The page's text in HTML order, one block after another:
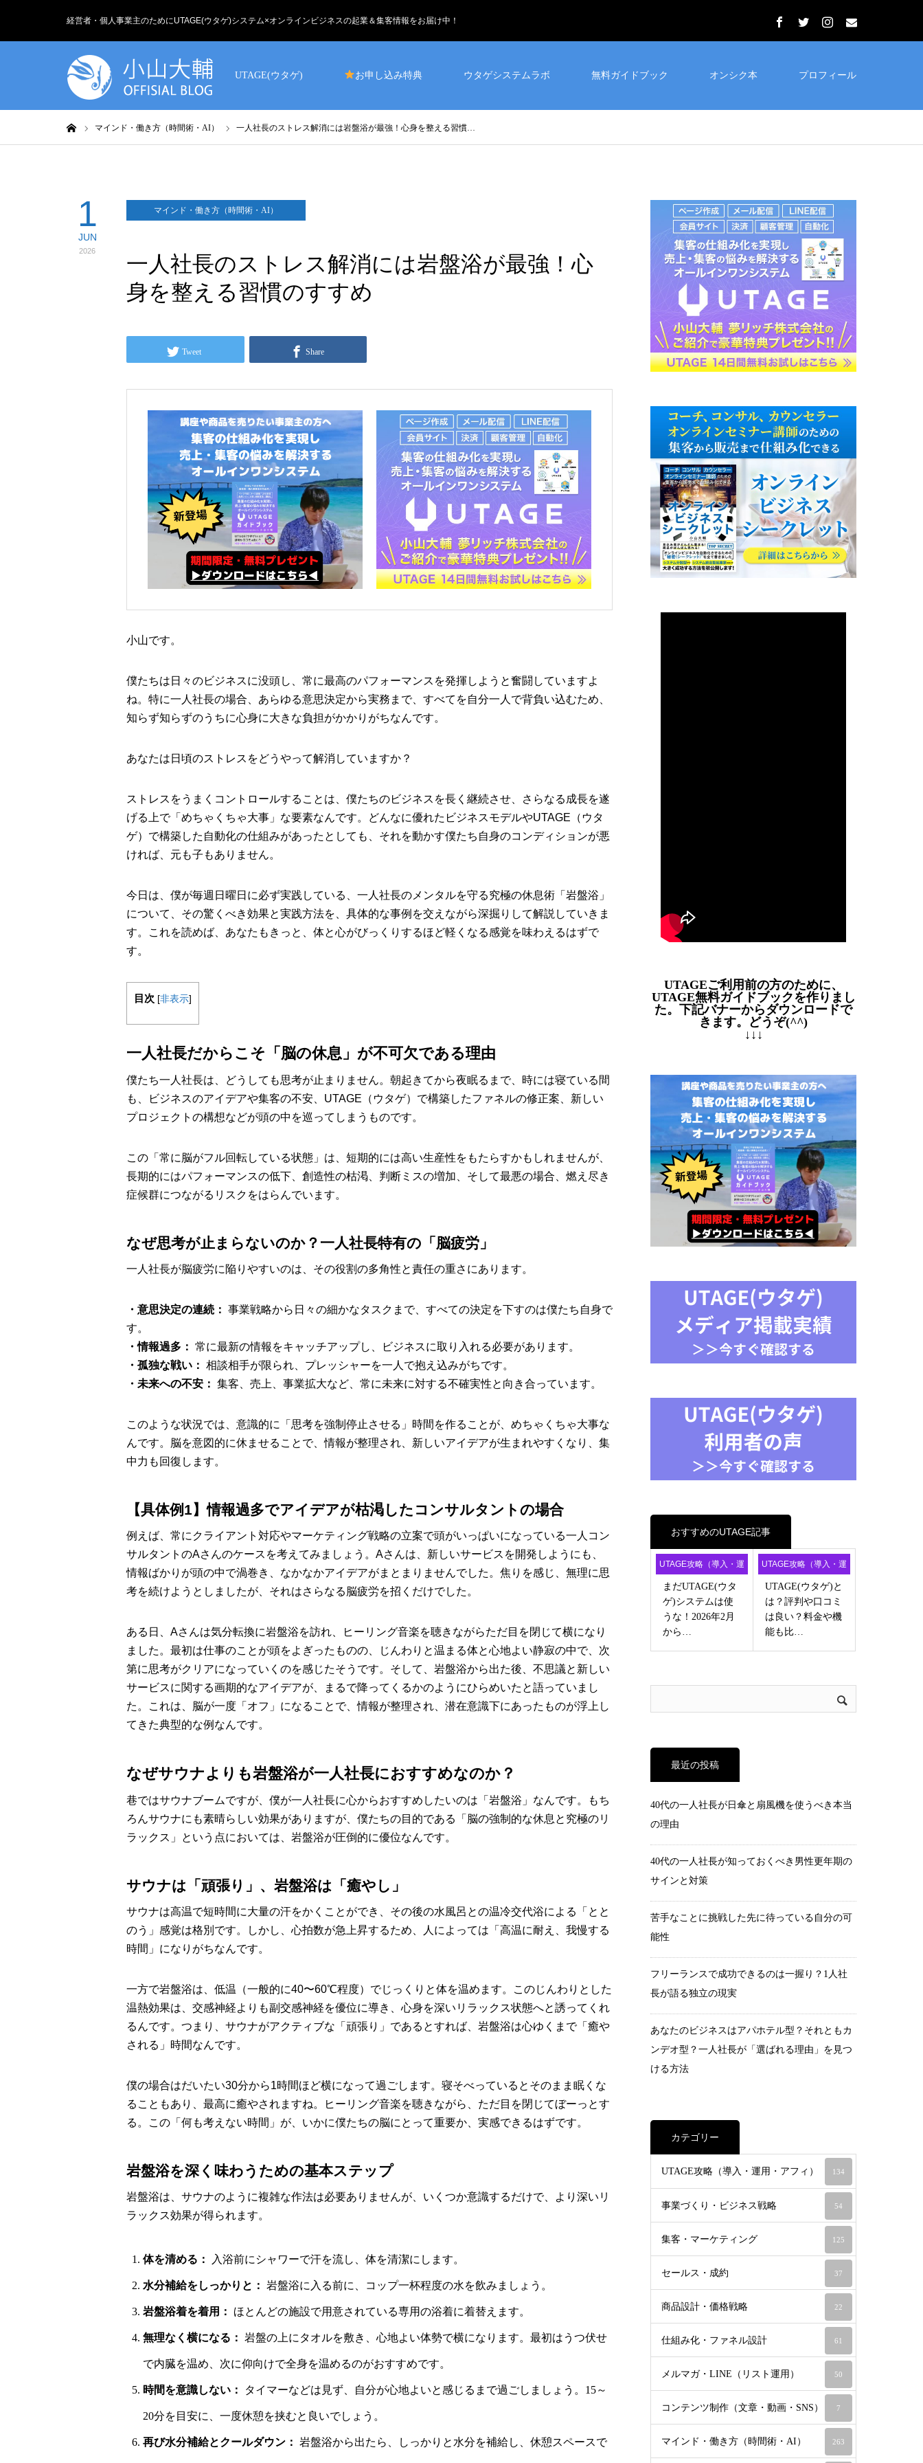
経営者・個人事業主のためにUTAGE(ウタゲ)システム×オンラインビジネスの起業＆集客情報をお届け中！
UTAGE(ウタゲ) お申し込み特典 ウタゲシステムラボ 無料ガイドブック オンシク本 プロフィール
マインド・働き方（時間術・AI） 一人社長のストレス解消には岩盤浴が最強！心身を整える習慣…
1
JUN
2026
マインド・働き方（時間術・AI）
一人社長のストレス解消には岩盤浴が最強！心
身を整える習慣のすすめ
Tweet Share
小山です。
僕たちは日々のビジネスに没頭し、常に最高のパフォーマンスを発揮しようと奮闘していますよ
ね。特に一人社長の場合、あらゆる意思決定から実務まで、すべてを自分一人で背負い込むため、
知らず知らずのうちに心身に大きな負担がかかりがちなんです。
あなたは日頃のストレスをどうやって解消していますか？
ストレスをうまくコントロールすることは、僕たちのビジネスを長く継続させ、さらなる成長を遂
げる上で「めちゃくちゃ大事」な要素なんです。どんなに優れたビジネスモデルやUTAGE（ウタ
ゲ）で構築した自動化の仕組みがあったとしても、それを動かす僕たち自身のコンディションが悪
ければ、元も子もありません。
今日は、僕が毎週日曜日に必ず実践している、一人社長のメンタルを守る究極の休息術「岩盤浴」
について、その驚くべき効果と実践方法を、具体的な事例を交えながら深掘りして解説していきま
す。これを読めば、あなたもきっと、体と心がびっくりするほど軽くなる感覚を味わえるはずで
す。
目次 [非表示]
一人社長だからこそ「脳の休息」が不可欠である理由
僕たち一人社長は、どうしても思考が止まりません。朝起きてから夜眠るまで、時には寝ている間
も、ビジネスのアイデアや集客の不安、UTAGE（ウタゲ）で構築したファネルの修正案、新しい
プロジェクトの構想などが頭の中を巡ってしまうものです。
この「常に脳がフル回転している状態」は、短期的には高い生産性をもたらすかもしれませんが、
長期的にはパフォーマンスの低下、創造性の枯渇、判断ミスの増加、そして最悪の場合、燃え尽き
症候群につながるリスクをはらんでいます。
なぜ思考が止まらないのか？一人社長特有の「脳疲労」
一人社長が脳疲労に陥りやすいのは、その役割の多角性と責任の重さにあります。
・意思決定の連続： 事業戦略から日々の細かなタスクまで、すべての決定を下すのは僕たち自身で
す。
・情報過多： 常に最新の情報をキャッチアップし、ビジネスに取り入れる必要があります。
・孤独な戦い： 相談相手が限られ、プレッシャーを一人で抱え込みがちです。
・未来への不安： 集客、売上、事業拡大など、常に未来に対する不確実性と向き合っています。
このような状況では、意識的に「思考を強制停止させる」時間を作ることが、めちゃくちゃ大事な
んです。脳を意図的に休ませることで、情報が整理され、新しいアイデアが生まれやすくなり、集
中力も回復します。
【具体例1】情報過多でアイデアが枯渇したコンサルタントの場合
例えば、常にクライアント対応やマーケティング戦略の立案で頭がいっぱいになっている一人コン
サルタントのAさんのケースを考えてみましょう。Aさんは、新しいサービスを開発しようにも、
情報ばかりが頭の中で渦巻き、なかなかアイデアがまとまりませんでした。焦りを感じ、無理に思
考を続けようとしましたが、それはさらなる脳疲労を招くだけでした。
ある日、Aさんは気分転換に岩盤浴を訪れ、ヒーリング音楽を聴きながらただ目を閉じて横になり
ました。最初は仕事のことが頭をよぎったものの、じんわりと温まる体と心地よい静寂の中で、次
第に思考がクリアになっていくのを感じたそうです。そして、岩盤浴から出た後、不思議と新しい
サービスに関する画期的なアイデアが、まるで降ってくるかのようにひらめいたと語っていまし
た。これは、脳が一度「オフ」になることで、情報が整理され、潜在意識下にあったものが浮上し
てきた典型的な例なんです。
なぜサウナよりも岩盤浴が一人社長におすすめなのか？
巷ではサウナブームですが、僕が一人社長に心からおすすめしたいのは「岩盤浴」なんです。もち
ろんサウナにも素晴らしい効果がありますが、僕たちの目的である「脳の強制的な休息と究極のリ
ラックス」という点においては、岩盤浴が圧倒的に優位なんです。
サウナは「頑張り」、岩盤浴は「癒やし」
サウナは高温で短時間に大量の汗をかくことができ、その後の水風呂との温冷交代浴による「とと
のう」感覚は格別です。しかし、心拍数が急上昇するため、人によっては「高温に耐え、我慢する
時間」になりがちなんです。
一方で岩盤浴は、低温（一般的に40〜60℃程度）でじっくりと体を温めます。このじんわりとした
温熱効果は、交感神経よりも副交感神経を優位に導き、心身を深いリラックス状態へと誘ってくれ
るんです。つまり、サウナがアクティブな「頑張り」であるとすれば、岩盤浴は心ゆくまで「癒や
される」時間なんです。
僕の場合はだいたい30分から1時間ほど横になって過ごします。寝そべっているとそのまま眠くな
ることもあり、最高に癒やされますね。ヒーリング音楽を聴きながら、ただ目を閉じてぼーっとす
る。この「何も考えない時間」が、いかに僕たちの脳にとって重要か、実感できるはずです。
岩盤浴を深く味わうための基本ステップ
岩盤浴は、サウナのように複雑な作法は必要ありませんが、いくつか意識するだけで、より深いリ
ラックス効果が得られます。
体を清める： 入浴前にシャワーで汗を流し、体を清潔にします。
水分補給をしっかりと： 岩盤浴に入る前に、コップ一杯程度の水を飲みましょう。
岩盤浴着を着用： ほとんどの施設で用意されている専用の浴着に着替えます。
無理なく横になる： 岩盤の上にタオルを敷き、心地よい体勢で横になります。最初はうつ伏せ
で内臓を温め、次に仰向けで全身を温めるのがおすすめです。
時間を意識しない： タイマーなどは見ず、自分が心地よいと感じるまで過ごしましょう。15～
20分を目安に、一度休憩を挟むと良いでしょう。
再び水分補給とクールダウン： 岩盤浴から出たら、しっかりと水分を補給し、休憩スペースで
UTAGEご利用前の方のために、
UTAGE無料ガイドブックを作りまし
た。下記バナーからダウンロードで
きます。どうぞ(^^)
↓↓↓
おすすめのUTAGE記事
UTAGE攻略（導入・運
用・アフィ）
まだUTAGE(ウタ
ゲ)システムは使
うな！2026年2月
から…
UTAGE攻略（導入・運
用・アフィ）
UTAGE(ウタゲ)と
は？評判や口コミ
は良い？料金や機
能も比…
最近の投稿
40代の一人社長が日傘と扇風機を使うべき本当
の理由
40代の一人社長が知っておくべき男性更年期の
サインと対策
苦手なことに挑戦した先に待っている自分の可
能性
フリーランスで成功できるのは一握り？1人社
長が語る独立の現実
あなたのビジネスはアパホテル型？それともカ
ンデオ型？一人社長が「選ばれる理由」を見つ
ける方法
カテゴリー
UTAGE攻略（導入・運用・アフィ） 134
事業づくり・ビジネス戦略 54
集客・マーケティング 125
セールス・成約 37
商品設計・価格戦略 22
仕組み化・ファネル設計 61
メルマガ・LINE（リスト運用） 50
コンテンツ制作（文章・動画・SNS） 7
マインド・働き方（時間術・AI） 263